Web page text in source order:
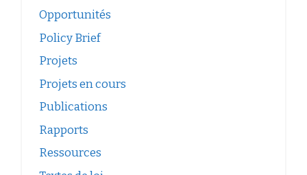
Opportunités
Policy Brief
Projets
Projets en cours
Publications
Rapports
Ressources